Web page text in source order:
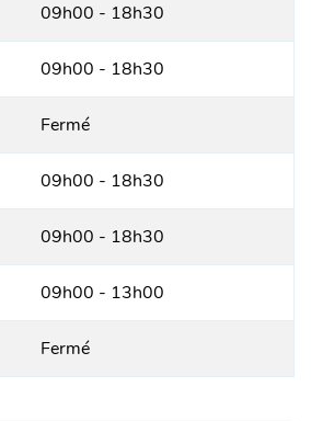
09h00 - 18h30
09h00 - 18h30
Fermé
09h00 - 18h30
09h00 - 18h30
09h00 - 13h00
Fermé